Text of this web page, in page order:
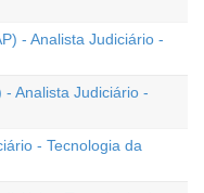
- Analista Judiciário -
- Analista Judiciário -
- Tecnologia da